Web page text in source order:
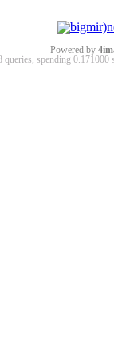
Powered by
queries, spending